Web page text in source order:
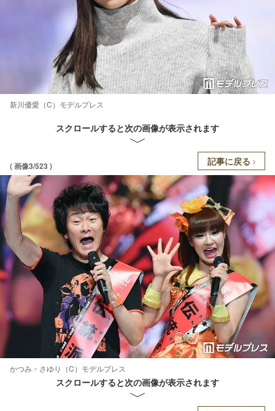
新川優愛（C）モデルプレス
スクロールすると次の画像が表示されます
( 画像3/523 ) 記事に戻る
かつみ・さゆり（C）モデルプレス
スクロールすると次の画像が表示されます